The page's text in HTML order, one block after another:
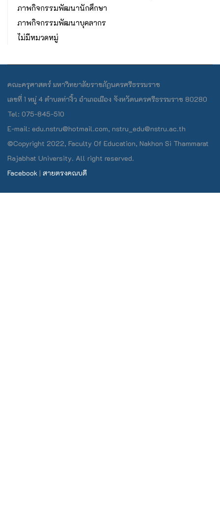
ภาพกิจกรรมพัฒนานักศึกษา
ภาพกิจกรรมพัฒนาบุคลากร
ไม่มีหมวดหมู่
คณะครุศาสตร์ มหาวิทยาลัยราชภัฏนครศรีธรรมราช
เลขที่ 1 หมู่ 4 ตำบลท่างิ้ว อำเภอเมือง จังหวัดนครศรีธรรมราช 80280
Tel: 075-845-510
E-mail: edu.nstru@hotmail.com, nstru_edu@nstru.ac.th
©Copyright 2022, Faculty Of Education, Nakhon Si Thammarat
Rajabhat University. All right reserved.
Facebook | สายตรงคณบดี